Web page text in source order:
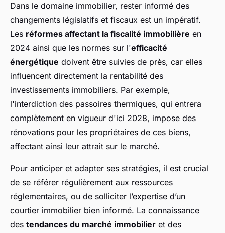
Dans le domaine immobilier, rester informé des
changements législatifs et fiscaux est un impératif.
Les réformes affectant la fiscalité immobilière en
2024 ainsi que les normes sur l'efficacité
énergétique doivent être suivies de près, car elles
influencent directement la rentabilité des
investissements immobiliers. Par exemple,
l'interdiction des passoires thermiques, qui entrera
complètement en vigueur d'ici 2028, impose des
rénovations pour les propriétaires de ces biens,
affectant ainsi leur attrait sur le marché.
Pour anticiper et adapter ses stratégies, il est crucial
de se référer régulièrement aux ressources
réglementaires, ou de solliciter l’expertise d’un
courtier immobilier bien informé. La connaissance
des tendances du marché immobilier et des